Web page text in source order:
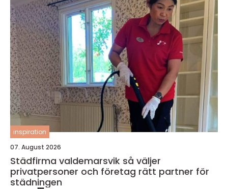
inspiration
07. August 2026
Städfirma valdemarsvik så väljer
privatpersoner och företag rätt partner för
städningen